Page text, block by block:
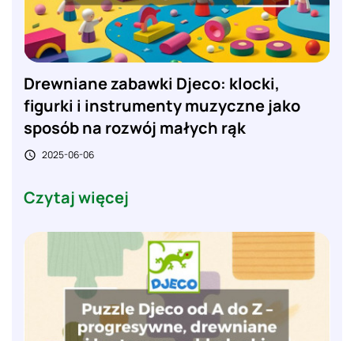
Drewniane zabawki Djeco: klocki,
figurki i instrumenty muzyczne jako
sposób na rozwój małych rąk
 2025-06-06
Czytaj więcej